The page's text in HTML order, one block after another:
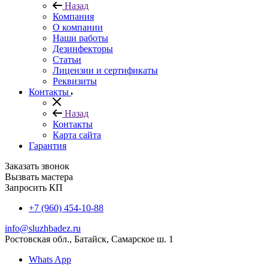
Назад
Компания
О компании
Наши работы
Дезинфекторы
Статьи
Лицензии и сертификаты
Реквизиты
Контакты
Назад
Контакты
Карта сайта
Гарантия
Заказать звонок
Вызвать мастера
Запросить КП
+7 (960) 454-10-88
info@sluzhbadez.ru
Ростовская обл., Батайск, Самарское ш. 1
Whats App